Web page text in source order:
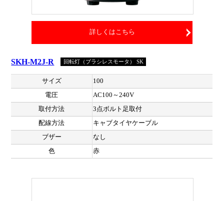
詳しくはこちら
SKH-M2J-R 回転灯（ブラシレスモータ） SK
サイズ
100
電圧
AC100～240V
取付方法
3点ボルト足取付
配線方法
キャブタイヤケーブル
ブザー
なし
色
赤